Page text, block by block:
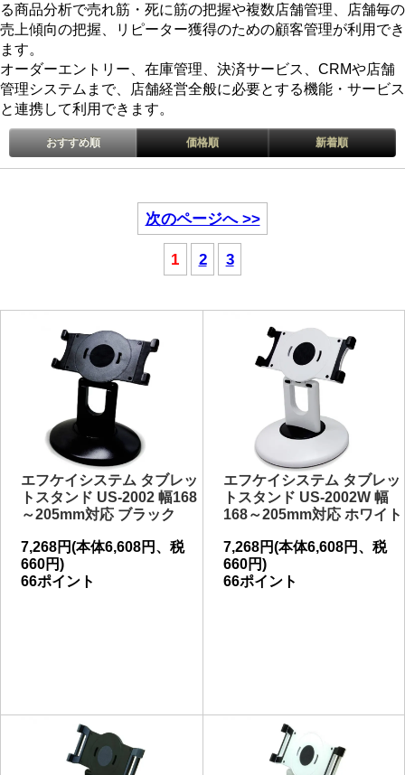
る商品分析で売れ筋・死に筋の把握や複数店舗管理、店舗毎の
売上傾向の把握、リピーター獲得のための顧客管理が利用でき
ます。
オーダーエントリー、在庫管理、決済サービス、CRMや店舗
管理システムまで、店舗経営全般に必要とする機能・サービス
と連携して利用できます。
おすすめ順 価格順 新着順
次のページへ >>
1 2 3
エフケイシステム タブレッ
トスタンド US-2002 幅168
～205mm対応 ブラック
7,268円(本体6,608円、税
660円)
66ポイント
エフケイシステム タブレッ
トスタンド US-2002W 幅
168～205mm対応 ホワイト
7,268円(本体6,608円、税
660円)
66ポイント